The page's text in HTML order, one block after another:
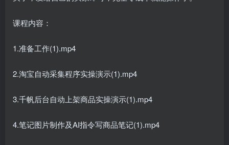
课程内容：
1.准备工作(1).mp4
2.淘宝自动采集程序实操演示(1).mp4
3.千帆后台自动上架商品实操演示(1).mp4
4.笔记图片制作及AI指令写商品笔记(1).mp4